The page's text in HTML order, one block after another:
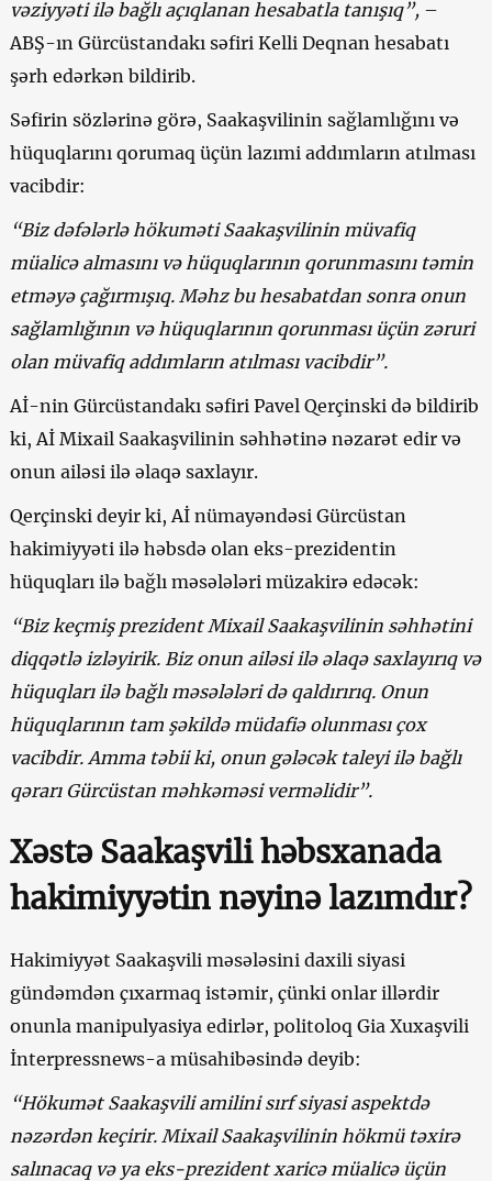
vəziyyəti ilə bağlı açıqlanan hesabatla tanışıq”,–
ABŞ-ın Gürcüstandakı səfiri Kelli Deqnan hesabatı
şərh edərkən bildirib.
Səfirin sözlərinə görə, Saakaşvilinin sağlamlığını və
hüquqlarını qorumaq üçün lazımi addımların atılması
vacibdir:
“Biz dəfələrlə hökuməti Saakaşvilinin müvafiq
müalicə almasını və hüquqlarının qorunmasını təmin
etməyə çağırmışıq. Məhz bu hesabatdan sonra onun
sağlamlığının və hüquqlarının qorunması üçün zəruri
olan müvafiq addımların atılması vacibdir”.
Aİ-nin Gürcüstandakı səfiri Pavel Qerçinski də bildirib
ki, Aİ Mixail Saakaşvilinin səhhətinə nəzarət edir və
onun ailəsi ilə əlaqə saxlayır.
Qerçinski deyir ki, Aİ nümayəndəsi Gürcüstan
hakimiyyəti ilə həbsdə olan eks-prezidentin
hüquqları ilə bağlı məsələləri müzakirə edəcək:
“Biz keçmiş prezident Mixail Saakaşvilinin səhhətini
diqqətlə izləyirik. Biz onun ailəsi ilə əlaqə saxlayırıq və
hüquqları ilə bağlı məsələləri də qaldırırıq. Onun
hüquqlarının tam şəkildə müdafiə olunması çox
vacibdir. Amma təbii ki, onun gələcək taleyi ilə bağlı
qərarı Gürcüstan məhkəməsi verməlidir”.
Xəstə Saakaşvili həbsxanada
hakimiyyətin nəyinə lazımdır?
Hakimiyyət Saakaşvili məsələsini daxili siyasi
gündəmdən çıxarmaq istəmir, çünki onlar illərdir
onunla manipulyasiya edirlər, politoloq Gia Xuxaşvili
İnterpressnews-a müsahibəsində deyib:
“Hökumət Saakaşvili amilini sırf siyasi aspektdə
nəzərdən keçirir. Mixail Saakaşvilinin hökmü təxirə
salınacaq və ya eks-prezident xaricə müalicə üçün